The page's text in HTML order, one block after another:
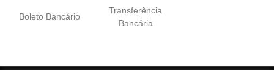
Boleto Bancário
Transferência
Bancária